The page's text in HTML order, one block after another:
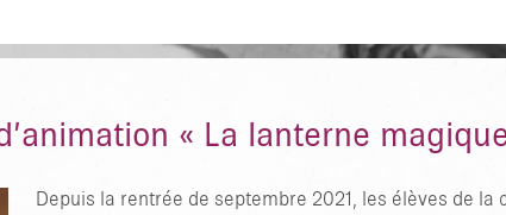
« La lanterne
Depuis la rentrée de septembre 2021, les élèves de la